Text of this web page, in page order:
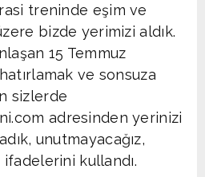
treninde eşim ve
bizde yerimizi aldık.
15 Temmuz
ve sonsuza
sizlerde
adresinden yerinizi
unutmayacağız,
ifadelerini kullandı.